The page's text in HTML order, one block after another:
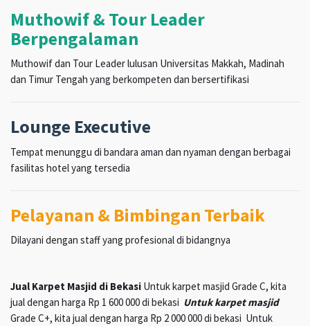
Muthowif & Tour Leader
Berpengalaman
Muthowif dan Tour Leader lulusan Universitas Makkah, Madinah
dan Timur Tengah yang berkompeten dan bersertifikasi
Lounge Executive
Tempat menunggu di bandara aman dan nyaman dengan berbagai
fasilitas hotel yang tersedia
Pelayanan & Bimbingan Terbaik
Dilayani dengan staff yang profesional di bidangnya
Jual Karpet Masjid di Bekasi Untuk karpet masjid Grade C, kita
jual dengan harga Rp 1 600 000 di bekasi Untuk karpet masjid
Grade C+, kita jual dengan harga Rp 2 000 000 di bekasi Untuk